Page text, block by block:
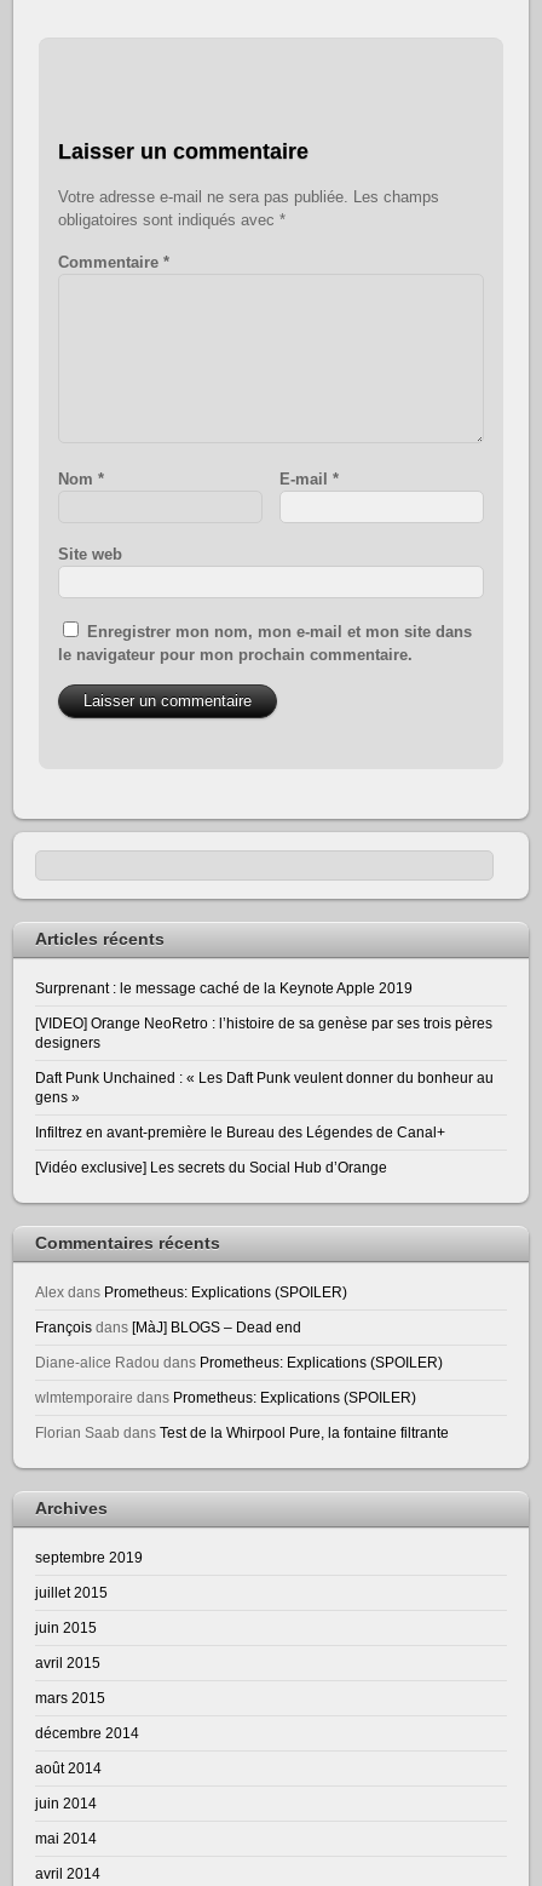
Laisser un commentaire
Votre adresse e-mail ne sera pas publiée. Les champs
obligatoires sont indiqués avec *
Commentaire *
Nom * E-mail*
Site web
Enregistrer mon nom, mon e-mail et mon site dans
le navigateur pour mon prochain commentaire.
Articles récents
Surprenant : le message caché de la Keynote Apple 2019
[VIDEO] Orange NeoRetro : l’histoire de sa genèse par ses trois pères
designers
Daft Punk Unchained : « Les Daft Punk veulent donner du bonheur au
gens »
Infiltrez en avant-première le Bureau des Légendes de Canal+
[Vidéo exclusive] Les secrets du Social Hub d’Orange
Commentaires récents
Alex dans Prometheus: Explications (SPOILER)
François dans[MàJ] BLOGS – Dead end
Diane-alice Radou dans Prometheus: Explications (SPOILER)
wlmtemporaire dans Prometheus: Explications (SPOILER)
Florian Saab dansTest de la Whirpool Pure, la fontaine filtrante
Archives
septembre 2019
juillet 2015
juin 2015
avril 2015
mars 2015
décembre 2014
août 2014
juin 2014
mai 2014
avril 2014